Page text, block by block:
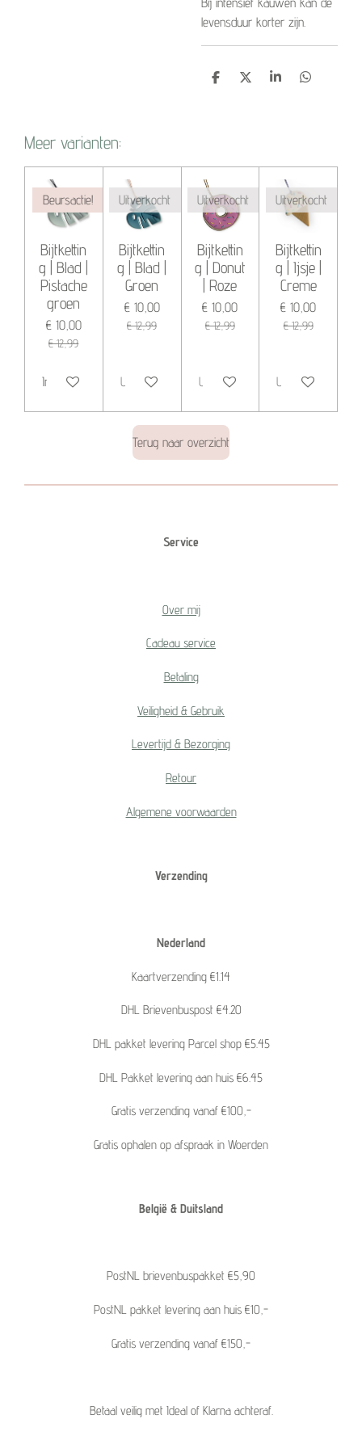
levensduur korter zijn.
D
D
S
D
Meer varianten:
Beursactie!
Bijtkettin
g | Blad |
Pistache
groen
€ 10,00
€ 12,99
In winkelwagen
Uitverkocht
Bijtkettin
g | Blad |
Groen
€ 10,00
€ 12,99
Uitverkocht
Uitverkocht
Bijtkettin
g | Donut
| Roze
€ 10,00
€ 12,99
Uitverkocht
Uitverkocht
Bijtkettin
g | Ijsje |
Creme
€ 10,00
€ 12,99
Uitverkocht
Terug naar overzicht
Service
Over mij
Cadeau service
Betaling
Veiligheid & Gebruik
Levertijd & Bezorging
Retour
Algemene voorwaarden
Verzending
Nederland
Kaartverzending €1.14
DHL Brievenbuspost €4.20
DHL pakket levering Parcel shop €5.45
DHL Pakket levering aan huis €6.45
Gratis verzending vanaf €100,-
Gratis ophalen op afspraak in Woerden
België & Duitsland
PostNL brievenbuspakket €5,90
PostNL pakket levering aan huis €10,-
Gratis verzending vanaf €150,-
Betaal veilig met Ideal of Klarna achteraf.